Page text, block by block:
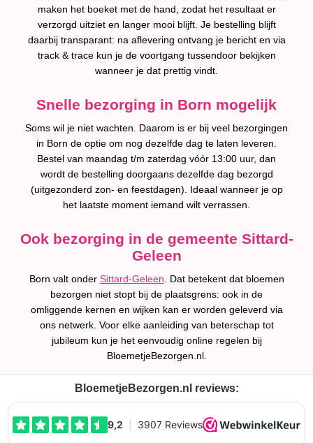
maken het boeket met de hand, zodat het resultaat er
verzorgd uitziet en langer mooi blijft. Je bestelling blijft
daarbij transparant: na aflevering ontvang je bericht en via
track & trace kun je de voortgang tussendoor bekijken
wanneer je dat prettig vindt.
Snelle bezorging in Born mogelijk
Soms wil je niet wachten. Daarom is er bij veel bezorgingen
in Born de optie om nog dezelfde dag te laten leveren.
Bestel van maandag t/m zaterdag vóór 13:00 uur, dan
wordt de bestelling doorgaans dezelfde dag bezorgd
(uitgezonderd zon- en feestdagen). Ideaal wanneer je op
het laatste moment iemand wilt verrassen.
Ook bezorging in de gemeente Sittard-
Geleen
Born valt onder Sittard-Geleen . Dat betekent dat bloemen
bezorgen niet stopt bij de plaatsgrens: ook in de
omliggende kernen en wijken kan er worden geleverd via
ons netwerk. Voor elke aanleiding van beterschap tot
jubileum kun je het eenvoudig online regelen bij
BloemetjeBezorgen.nl.
BloemetjeBezorgen.nl reviews: